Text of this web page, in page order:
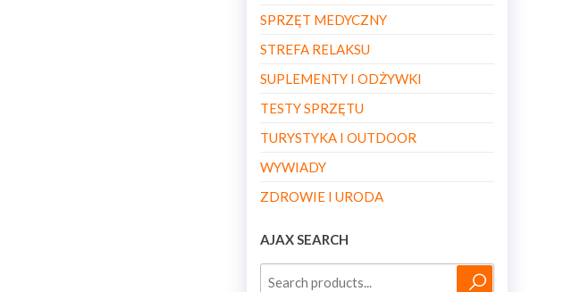
SPRZĘT MEDYCZNY
STREFA RELAKSU
SUPLEMENTY I ODŻYWKI
TESTY SPRZĘTU
TURYSTYKA I OUTDOOR
WYWIADY
ZDROWIE I URODA
AJAX SEARCH